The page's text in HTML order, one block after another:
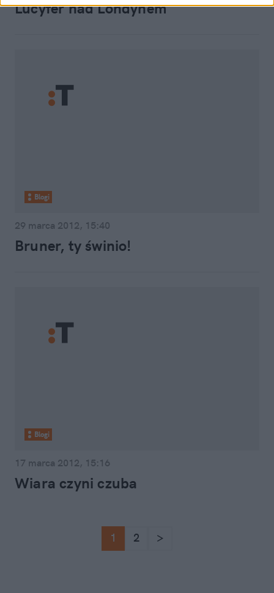
Lucyfer nad Londynem
Blogi
29 marca 2012, 15:40
Bruner, ty świnio!
Blogi
17 marca 2012, 15:16
Wiara czyni czuba
1 2 >